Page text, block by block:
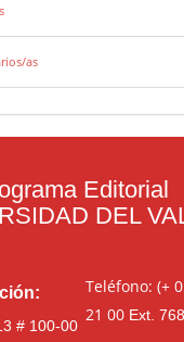
as
Editorial
DEL
# 100-00
Teléfono: (+
21 00Ext.